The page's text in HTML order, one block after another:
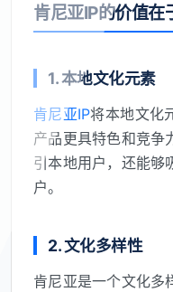
肯尼亚IP的价值在
1. 本地文化元素
肯尼亚IP将本地文化
产品更具特色和竞争
引本地用户，还能够
户。
2. 文化多样性
肯尼亚是一个文化多